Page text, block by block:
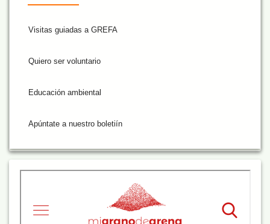
Visitas guiadas a GREFA
Quiero ser voluntario
Educación ambiental
Apúntate a nuestro boletiín